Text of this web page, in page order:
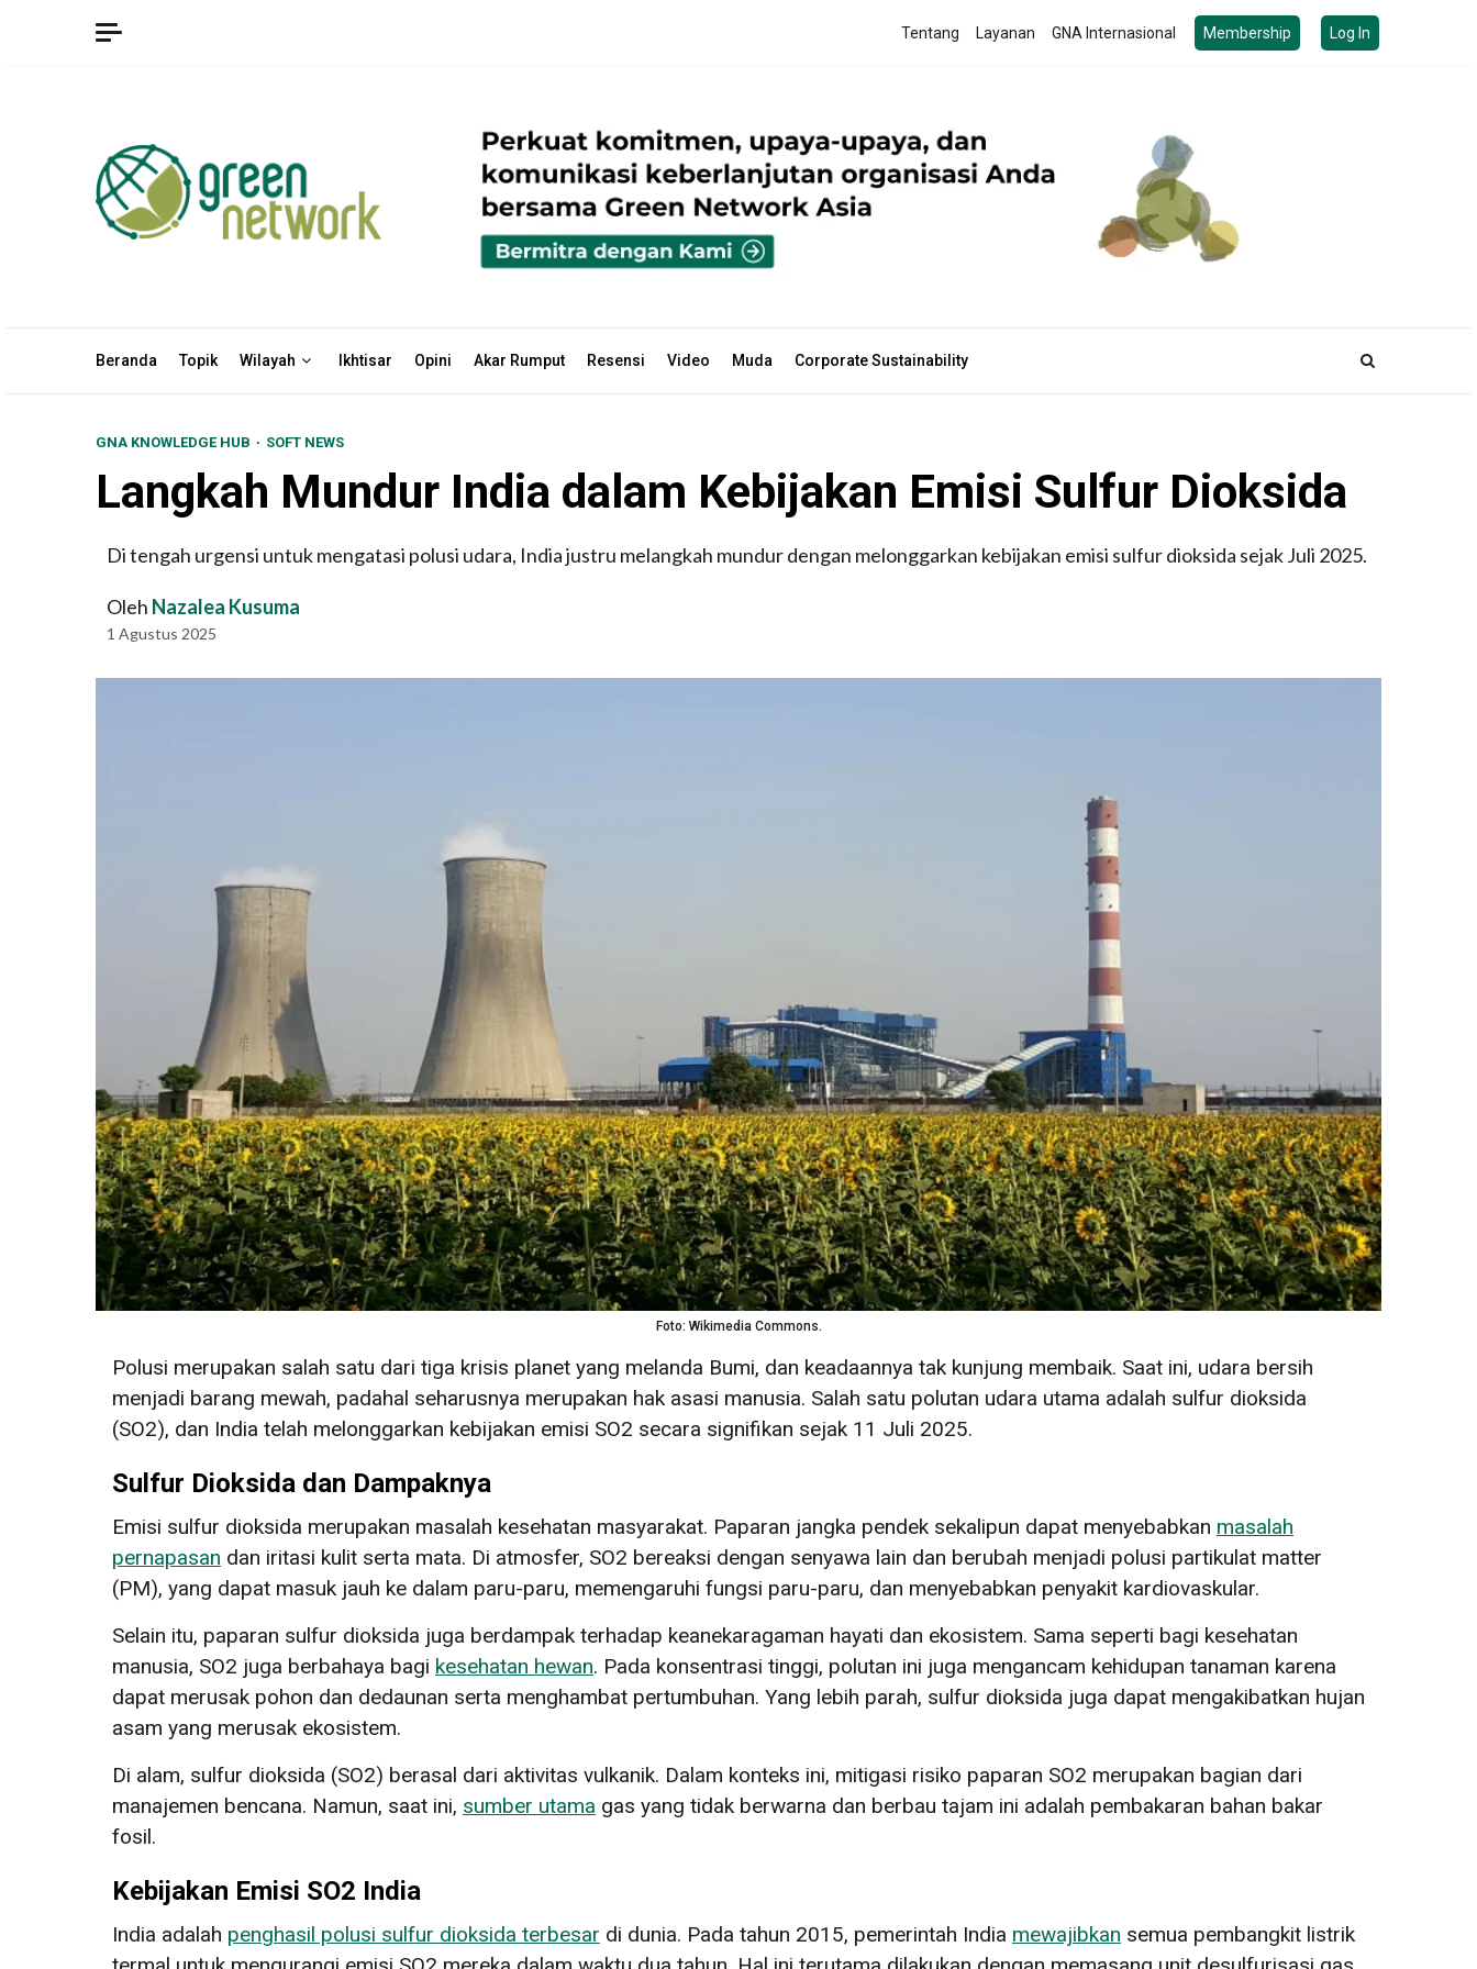
Tentang Layanan GNA Internasional Membership Log In
Beranda Topik Wilayah Ikhtisar Opini Akar Rumput Resensi Video Muda Corporate Sustainability
GNA KNOWLEDGE HUB SOFT NEWS
Langkah Mundur India dalam Kebijakan Emisi Sulfur Dioksida
Di tengah urgensi untuk mengatasi polusi udara, India justru melangkah mundur dengan melonggarkan kebijakan emisi sulfur dioksida sejak Juli 2025.
Oleh Nazalea Kusuma
1 Agustus 2025
Foto: Wikimedia Commons.
Polusi merupakan salah satu dari tiga krisis planet yang melanda Bumi, dan keadaannya tak kunjung membaik. Saat ini, udara bersih
menjadi barang mewah, padahal seharusnya merupakan hak asasi manusia. Salah satu polutan udara utama adalah sulfur dioksida
(SO2), dan India telah melonggarkan kebijakan emisi SO2 secara signifikan sejak 11 Juli 2025.
Sulfur Dioksida dan Dampaknya
Emisi sulfur dioksida merupakan masalah kesehatan masyarakat. Paparan jangka pendek sekalipun dapat menyebabkan masalah
pernapasan dan iritasi kulit serta mata. Di atmosfer, SO2 bereaksi dengan senyawa lain dan berubah menjadi polusi partikulat matter
(PM), yang dapat masuk jauh ke dalam paru-paru, memengaruhi fungsi paru-paru, dan menyebabkan penyakit kardiovaskular.
Selain itu, paparan sulfur dioksida juga berdampak terhadap keanekaragaman hayati dan ekosistem. Sama seperti bagi kesehatan
manusia, SO2 juga berbahaya bagi kesehatan hewan. Pada konsentrasi tinggi, polutan ini juga mengancam kehidupan tanaman karena
dapat merusak pohon dan dedaunan serta menghambat pertumbuhan. Yang lebih parah, sulfur dioksida juga dapat mengakibatkan hujan
asam yang merusak ekosistem.
Di alam, sulfur dioksida (SO2) berasal dari aktivitas vulkanik. Dalam konteks ini, mitigasi risiko paparan SO2 merupakan bagian dari
manajemen bencana. Namun, saat ini, sumber utama gas yang tidak berwarna dan berbau tajam ini adalah pembakaran bahan bakar
fosil.
Kebijakan Emisi SO2 India
India adalah penghasil polusi sulfur dioksida terbesar di dunia. Pada tahun 2015, pemerintah India mewajibkan semua pembangkit listrik